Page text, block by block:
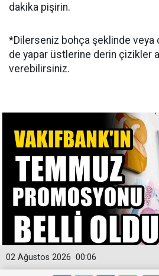
dakika pişirin.
*Dilerseniz bohça şeklinde veya
de yapar üstlerine derin çizikler
verebilirsiniz.
00:06
02 Ağustos 2026